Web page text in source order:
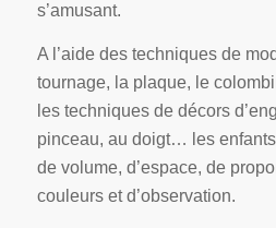
s’amusant.
A l’aide des techniques de
tournage, la plaque, le
les techniques de décors
pinceau, au doigt… les
de volume, d’espace, de
couleurs et d’observation.